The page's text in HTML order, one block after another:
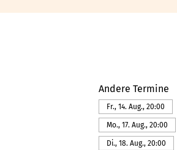
Andere Termine
Fr., 14. Aug., 20:00
Mo., 17. Aug., 20:00
Di., 18. Aug., 20:00